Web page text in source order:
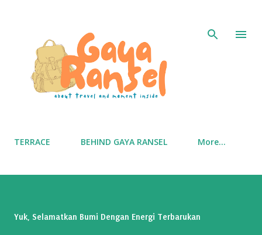
TERRACE BEHIND GAYA RANSEL More…
Yuk, Selamatkan Bumi Dengan Energi Terbarukan